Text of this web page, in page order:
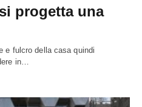
progetta una
e fulcro della casa quindi
in…